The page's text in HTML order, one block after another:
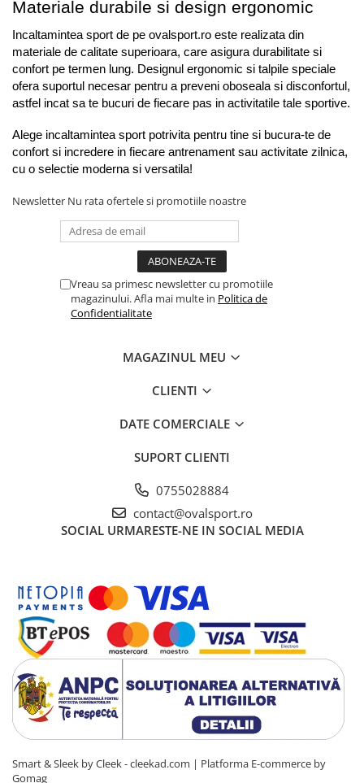
Materiale durabile si design ergonomic
Incaltamintea sport de pe ovalsport.ro este realizata din
materiale de calitate superioara, care asigura durabilitate si
confort pe termen lung. Designul ergonomic si talpile speciale
ofera suportul necesar pentru a preveni oboseala si disconfortul,
astfel incat sa te bucuri de fiecare pas in activitatile tale sportive.
Alege incaltamintea sport potrivita pentru tine si bucura-te de
confort si incredere in fiecare antrenament sau activitate zilnica,
cu o selectie moderna si versatila!
Newsletter Nu rata ofertele si promotiile noastre
Vreau sa primesc newsletter cu promotiile
magazinului. Afla mai multe in Politica de
Confidentialitate
MAGAZINUL MEU
CLIENTI
DATE COMERCIALE
SUPORT CLIENTI
0755028884
contact@ovalsport.ro
SOCIAL URMARESTE-NE IN SOCIAL MEDIA
Smart & Sleek by Cleek - cleekad.com | Platforma E-commerce by
Gomag